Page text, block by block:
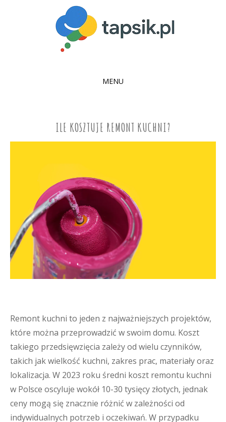
MENU
ILE KOSZTUJE REMONT KUCHNI?
Remont kuchni to jeden z najważniejszych projektów,
które można przeprowadzić w swoim domu. Koszt
takiego przedsięwzięcia zależy od wielu czynników,
takich jak wielkość kuchni, zakres prac, materiały oraz
lokalizacja. W 2023 roku średni koszt remontu kuchni
w Polsce oscyluje wokół 10-30 tysięcy złotych, jednak
ceny mogą się znacznie różnić w zależności od
indywidualnych potrzeb i oczekiwań. W przypadku